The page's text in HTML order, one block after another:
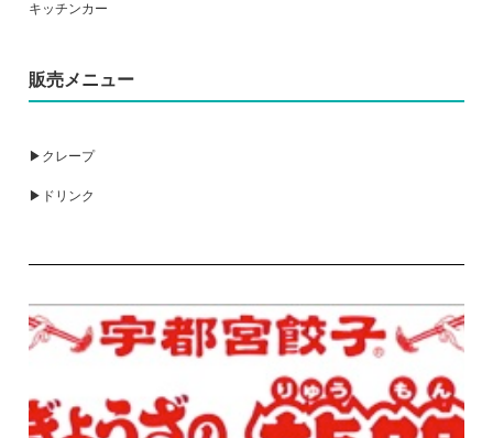
キッチンカー
販売メニュー
▶クレープ
▶ドリンク